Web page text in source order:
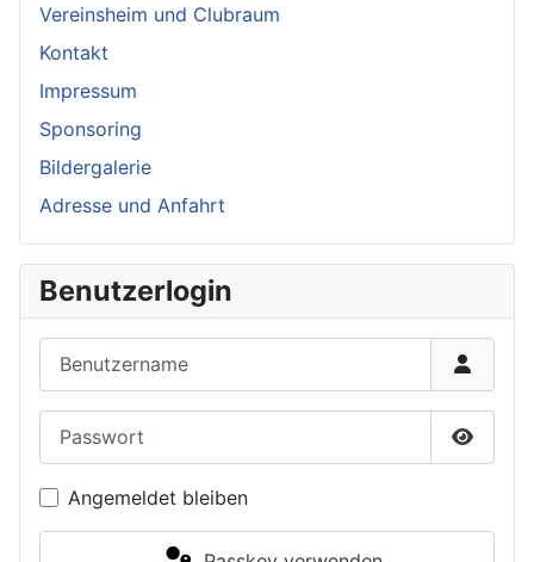
Vereinsheim und Clubraum
Kontakt
Impressum
Sponsoring
Bildergalerie
Adresse und Anfahrt
Benutzerlogin
Angemeldet bleiben